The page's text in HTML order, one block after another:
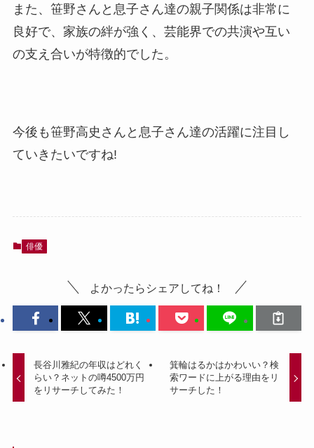
また、笹野さんと息子さん達の親子関係は非常に
良好で、家族の絆が強く、芸能界での共演や互い
の支え合いが特徴的でした。
今後も笹野高史さんと息子さん達の活躍に注目し
ていきたいですね!
俳優
よかったらシェアしてね！
長谷川雅紀の年収はどれく
らい？ネットの噂4500万円
をリサーチしてみた！
箕輪はるかはかわいい？検
索ワードに上がる理由をリ
サーチした！